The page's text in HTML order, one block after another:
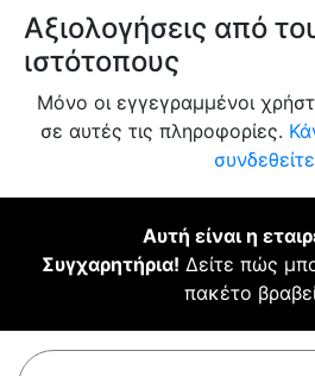
Αξιολογήσεις από
ιστότοπους
Μόνο οι εγγεγραμμένοι
σε αυτές τις πληροφορίες.
Αυτή είναι η
Συγχαρητήρια! Δείτε πώς
πακέτο